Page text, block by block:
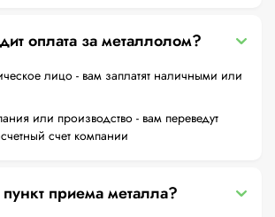
оплата за металлолом?
лицо - вам заплатят наличными или
или производство - вам переведут
счет компании
приема металла?